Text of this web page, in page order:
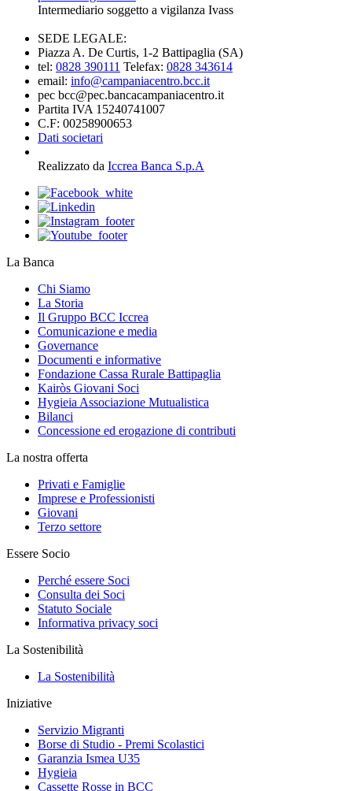
Intermediario soggetto a vigilanza Ivass
SEDE LEGALE:
Piazza A. De Curtis, 1-2 Battipaglia (SA)
tel: 0828 390111 Telefax: 0828 343614
email: info@campaniacentro.bcc.it
pec bcc@pec.bancacampaniacentro.it
Partita IVA 15240741007
C.F: 00258900653
Dati societari
Realizzato da Iccrea Banca S.p.A
La Banca
Chi Siamo
La Storia
Il Gruppo BCC Iccrea
Comunicazione e media
Governance
Documenti e informative
Fondazione Cassa Rurale Battipaglia
Kairòs Giovani Soci
Hygieia Associazione Mutualistica
Bilanci
Concessione ed erogazione di contributi
La nostra offerta
Privati e Famiglie
Imprese e Professionisti
Giovani
Terzo settore
Essere Socio
Perché essere Soci
Consulta dei Soci
Statuto Sociale
Informativa privacy soci
La Sostenibilità
La Sostenibilità
Iniziative
Servizio Migranti
Borse di Studio - Premi Scolastici
Garanzia Ismea U35
Hygieia
Cassette Rosse in BCC